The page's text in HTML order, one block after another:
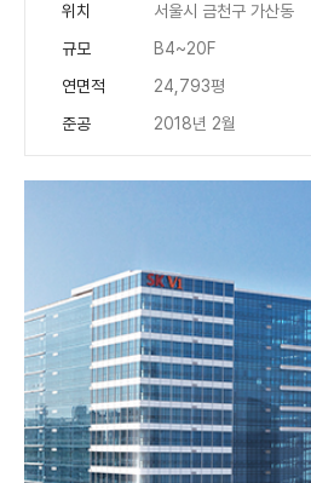
위치
서울시 금천구 가산동
규모
B4~20F
연면적
24,793평
준공
2018년 2월